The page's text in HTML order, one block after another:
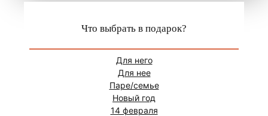
Что выбрать в подарок?
Для него
Для нее
Паре/семье
Новый год
14 февраля